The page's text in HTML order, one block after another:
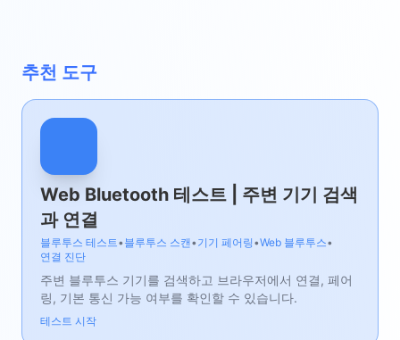
추천 도구
Web Bluetooth 테스트 | 주변 기기 검색
과 연결
블루투스 테스트• 블루투스 스캔• 기기 페어링•Web 블루투스•
연결 진단
주변 블루투스 기기를 검색하고 브라우저에서 연결, 페어
링, 기본 통신 가능 여부를 확인할 수 있습니다.
테스트 시작